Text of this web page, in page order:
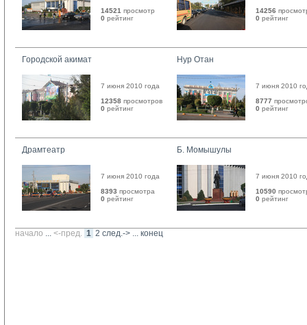
14521 просмотр
0 рейтинг
14256
0 рейтинг
Городской акимат
7 июня 2010 года
12358 просмотров
0 рейтинг
Нур Отан
7 июня 2010
8777
0 рейтинг
Драмтеатр
7 июня 2010 года
8393 просмотра
0 рейтинг
Б. Момышулы
7 июня 2010
10590
0 рейтинг
начало ... <-пред. 1 2 след.-> ... конец